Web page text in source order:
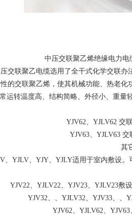
中压交联聚乙烯绝缘电力电
交联聚乙电缆选用了全干式化学交联
的交联聚乙烯，使其机械功能、热老
运转温度高、结构简略、外径小、重量
YJV62、YJLV62 交
YJV63、YJLV63
其
、YJLV、YJY、YJLY适用于室内敷设
YJV22、YJLV22、YJV23、YJLV23敷
YJV32、、YJLV32、YJV33、、
YJV62、YJLV62、